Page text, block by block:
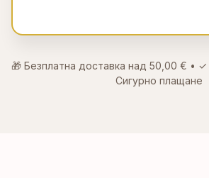
🎁 Безплатна доставка над 50,00 € • ✓
Сигурно плащане